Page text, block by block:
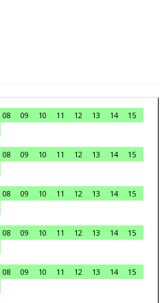
08 09 10 11 12 13 14
15
08 09 10 11 12 13 14
15
08 09 10 11 12 13 14
15
08 09 10 11 12 13 14
15
08 09 10 11 12 13 14
15